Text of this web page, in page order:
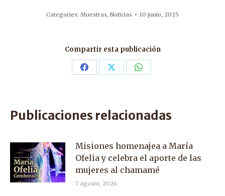
Categories: Muestras, Noticias 10 junio, 2025
Compartir esta publicación
Share Share Share
Publicaciones relacionadas
Misiones homenajea a María
Ofelia y celebra el aporte de las
mujeres al chamamé
7 agosto, 2026